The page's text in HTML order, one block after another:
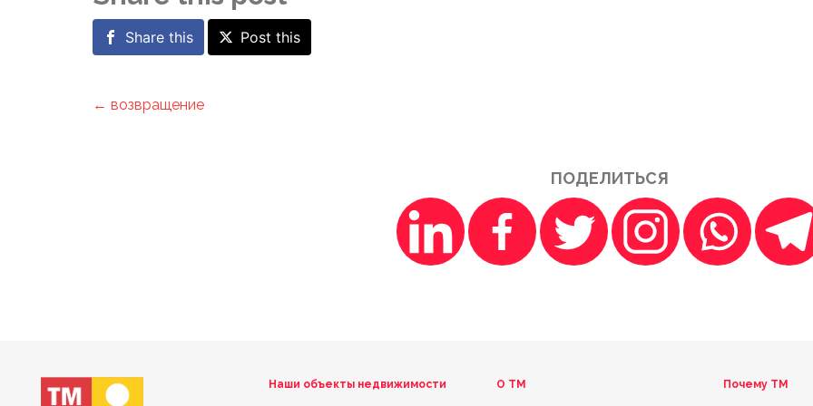
Share this Post this
← возвращение
ПОДЕЛИТЬСЯ
Наши объекты недвижимости О ТМ Почему TM